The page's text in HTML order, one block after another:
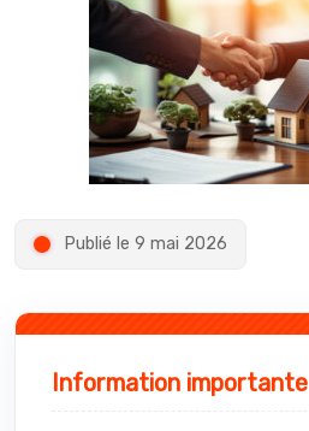
Publié le 9 mai 2026
Information importante